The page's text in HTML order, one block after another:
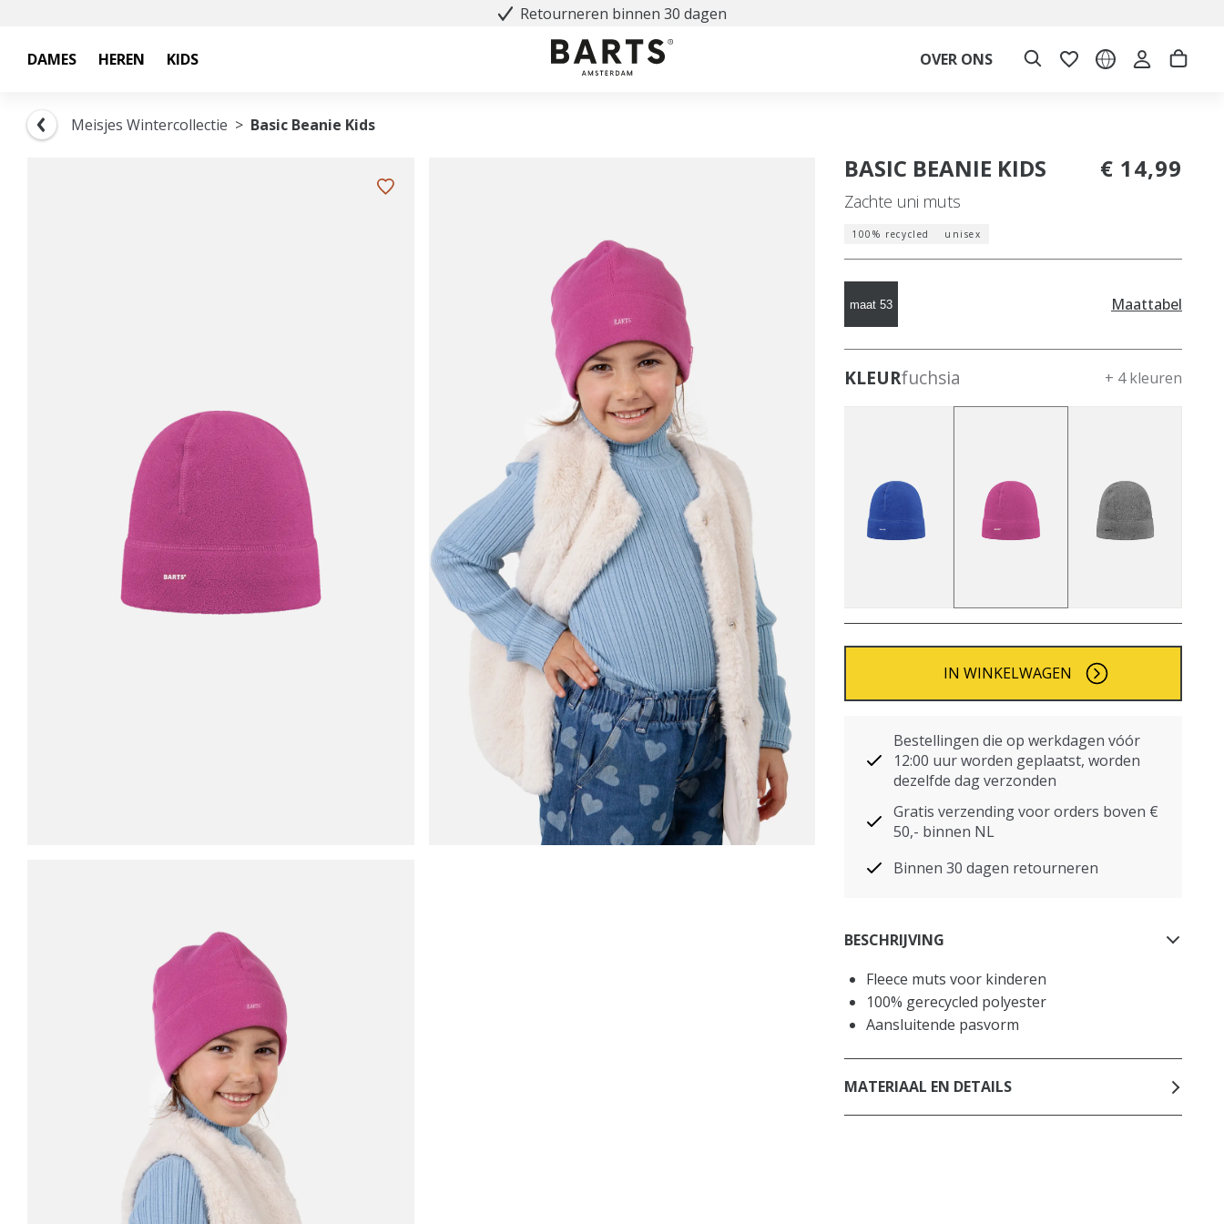
Retourneren binnen 30 dagen
DAMES HEREN KIDS OVER ONS
Meisjes Wintercollectie Basic Beanie Kids
BASIC BEANIE KIDS
Zachte uni muts
€ 14,99
100% recycled unisex
maat 53 Maattabel
KLEURfuchsia + 4 kleuren
IN WINKELWAGEN
Bestellingen die op werkdagen vóór
12:00 uur worden geplaatst, worden
dezelfde dag verzonden
Gratis verzending voor orders boven €
50,- binnen NL
Binnen 30 dagen retourneren
BESCHRIJVING
Fleece muts voor kinderen
100% gerecycled polyester
Aansluitende pasvorm
MATERIAAL EN DETAILS